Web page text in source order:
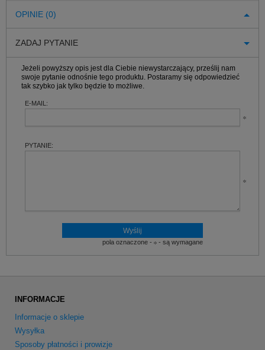
OPINIE (0)
ZADAJ PYTANIE
Jeżeli powyższy opis jest dla Ciebie niewystarczający, prześlij nam
swoje pytanie odnośnie tego produktu. Postaramy się odpowiedzieć
tak szybko jak tylko będzie to możliwe.
E-MAIL:
PYTANIE:
pola oznaczone - - są wymagane
INFORMACJE
Informacje o sklepie
Wysyłka
Sposoby płatności i prowizje